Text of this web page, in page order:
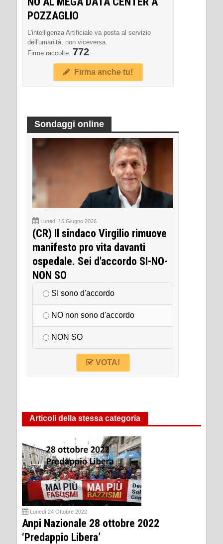
POZZAGLIO
L'intelligenza Artificiale va posta al servizio
dell'umanità, non viceversa.
Firme raccolte: 772
Firma anche tu!
Sondaggi online
Lunedì 15 Giugno 2026
(CR) Il sindaco Virgilio rimuove
manifesto pro vita davanti
ospedale. Sei d'accordo SI-NO-
NON SO
SI sono d'accordo
NO non sono d'accordo
NON SO
VOTA!
Articoli della stessa categoria
Lunedì 24 Ottobre 2022
Anpi Nazionale 28 ottobre 2022
‘Predappio Libera’